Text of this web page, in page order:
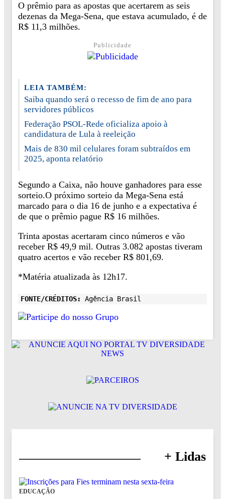
O prêmio para as apostas que acertarem as seis
dezenas da Mega-Sena, que estava acumulado, é de
R$ 11,3 milhões.
Publicidade
LEIA TAMBÉM:
Saiba quando será o recesso de fim de ano para
servidores públicos
Federação PSOL-Rede oficializa apoio à
candidatura de Lula à reeleição
Mais de 830 mil celulares foram subtraídos em
2025, aponta relatório
Segundo a Caixa, não houve ganhadores para esse
sorteio.O próximo sorteio da Mega-Sena está
marcado para o dia 16 de junho e a expectativa é
de que o prêmio pague R$ 16 milhões.
Trinta apostas acertaram cinco números e vão
receber R$ 49,9 mil. Outras 3.082 apostas tiveram
quatro acertos e vão receber R$ 801,69.
*Matéria atualizada às 12h17.
FONTE/CRÉDITOS: Agência Brasil
+ Lidas
EDUCAÇÃO